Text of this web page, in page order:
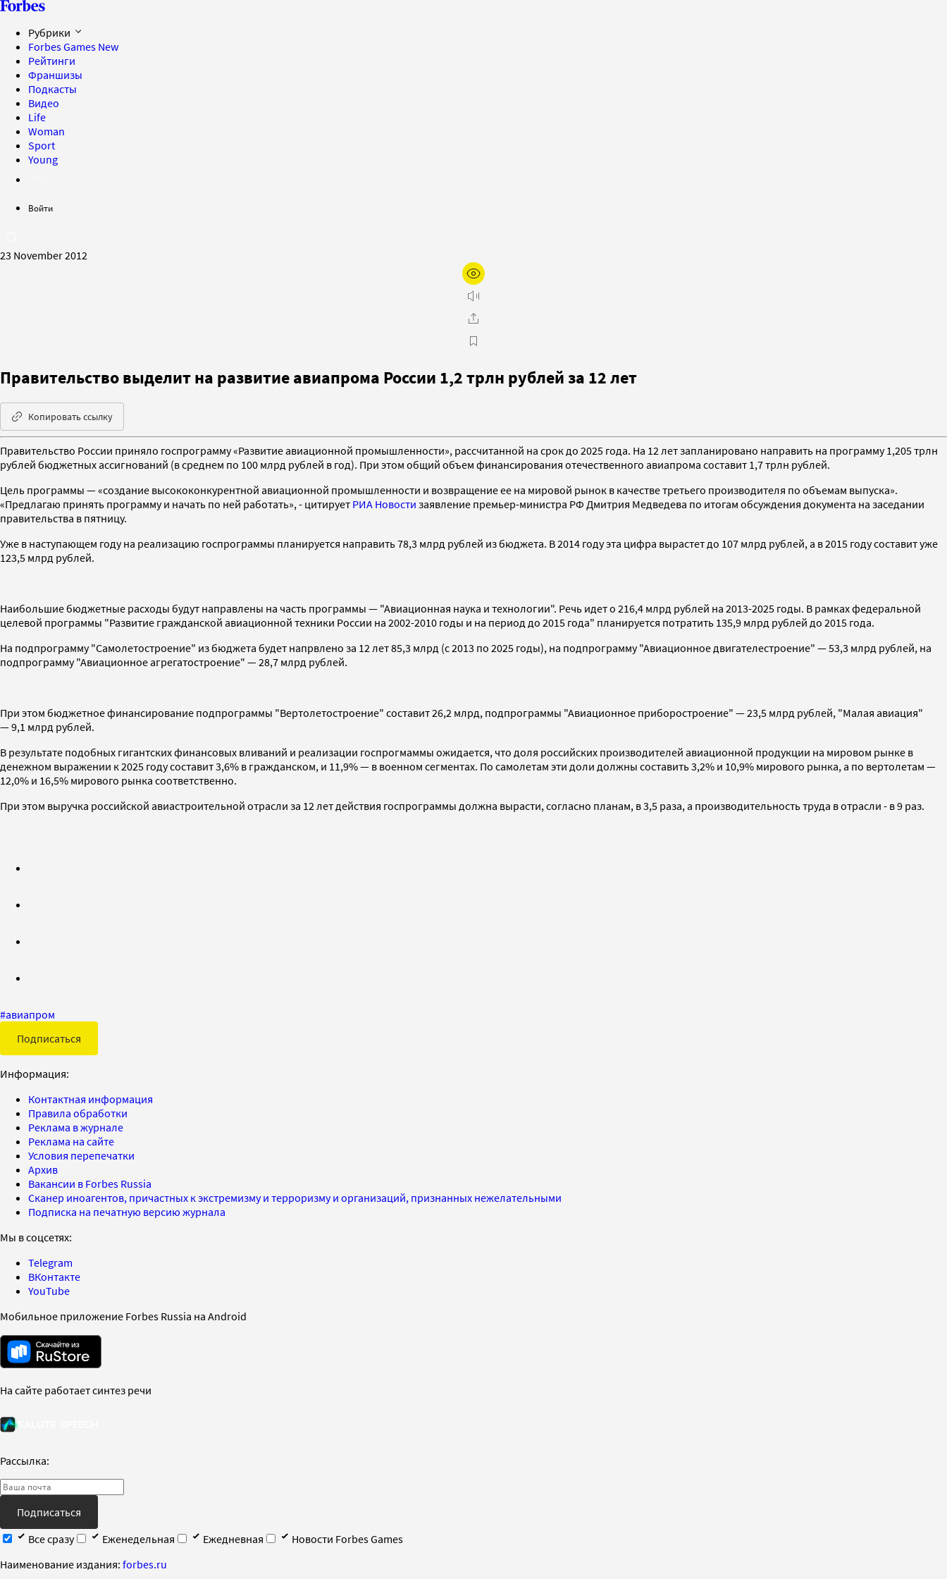
Рубрики
Forbes Games New
Рейтинги
Франшизы
Подкасты
Видео
Life
Woman
Sport
Young
Войти
23 November 2012
Правительство выделит на развитие авиапрома России 1,2 трлн рублей за 12 лет
Копировать ссылку
Правительство России приняло госпрограмму «Развитие авиационной промышленности», рассчитанной на срок до 2025 года. На 12 лет запланировано направить на программу 1,205 трлн
рублей бюджетных ассигнований (в среднем по 100 млрд рублей в год). При этом общий объем финансирования отечественного авиапрома составит 1,7 трлн рублей.
Цель программы — «создание высококонкурентной авиационной промышленности и возвращение ее на мировой рынок в качестве третьего производителя по объемам выпуска».
«Предлагаю принять программу и начать по ней работать», - цитирует РИА Новости заявление премьер-министра РФ Дмитрия Медведева по итогам обсуждения документа на заседании
правительства в пятницу.
Уже в наступающем году на реализацию госпрограммы планируется направить 78,3 млрд рублей из бюджета. В 2014 году эта цифра вырастет до 107 млрд рублей, а в 2015 году составит уже
123,5 млрд рублей.
Наибольшие бюджетные расходы будут направлены на часть программы — "Авиационная наука и технологии". Речь идет о 216,4 млрд рублей на 2013-2025 годы. В рамках федеральной
целевой программы "Развитие гражданской авиационной техники России на 2002-2010 годы и на период до 2015 года" планируется потратить 135,9 млрд рублей до 2015 года.
На подпрограмму "Самолетостроение" из бюджета будет напрвлено за 12 лет 85,3 млрд (с 2013 по 2025 годы), на подпрограмму "Авиационное двигателестроение" — 53,3 млрд рублей, на
подпрограмму "Авиационное агрегатостроение" — 28,7 млрд рублей.
При этом бюджетное финансирование подпрограммы "Вертолетостроение" составит 26,2 млрд, подпрограммы "Авиационное приборостроение" — 23,5 млрд рублей, "Малая авиация"
— 9,1 млрд рублей.
В результате подобных гигантских финансовых вливаний и реализации госпрогмаммы ожидается, что доля российских производителей авиационной продукции на мировом рынке в
денежном выражении к 2025 году составит 3,6% в гражданском, и 11,9% — в военном сегментах. По самолетам эти доли должны составить 3,2% и 10,9% мирового рынка, а по вертолетам —
12,0% и 16,5% мирового рынка соответственно.
При этом выручка российской авиастроительной отрасли за 12 лет действия госпрограммы должна вырасти, согласно планам, в 3,5 раза, а производительность труда в отрасли - в 9 раз.
#авиапром
Подписаться
Информация:
Контактная информация
Правила обработки
Реклама в журнале
Реклама на сайте
Условия перепечатки
Архив
Вакансии в Forbes Russia
Сканер иноагентов, причастных к экстремизму и терроризму и организаций, признанных нежелательными
Подписка на печатную версию журнала
Мы в соцсетях:
Telegram
ВКонтакте
YouTube
Мобильное приложение Forbes Russia на Android
На сайте работает синтез речи
Рассылка:
Подписаться
Все сразу
Еженедельная Ежедневная
Новости Forbes Games
Наименование издания: forbes.ru